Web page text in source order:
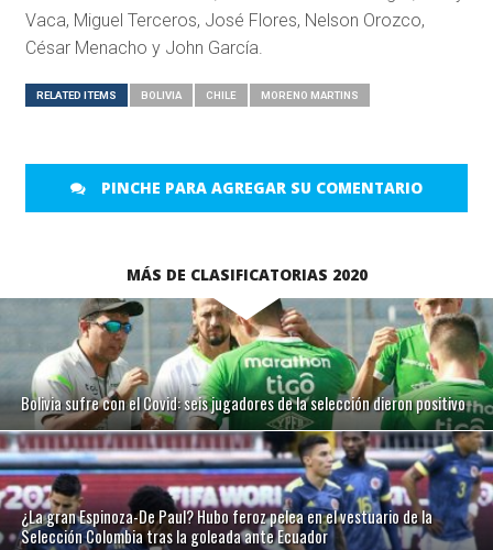
Vaca, Miguel Terceros, José Flores, Nelson Orozco,
César Menacho y John García.
RELATED ITEMS BOLIVIA CHILE MORENO MARTINS
PINCHE PARA AGREGAR SU COMENTARIO
MÁS DE CLASIFICATORIAS 2020
Bolivia sufre con el Covid: seis jugadores de la selección dieron positivo
¿La gran Espinoza-De Paul? Hubo feroz pelea en el vestuario de la
Selección Colombia tras la goleada ante Ecuador